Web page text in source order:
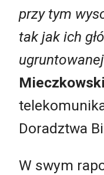
przy tym
tak jak ich
Mieczkowski
Doradztwa
W swym